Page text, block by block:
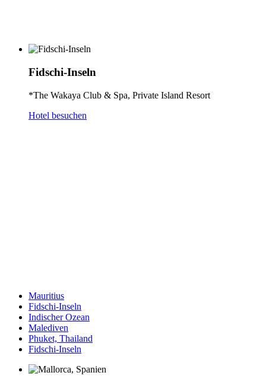
Fidschi-Inseln
*The Wakaya Club & Spa, Private Island Resort
Hotel besuchen
Mauritius
Fidschi-Inseln
Indischer Ozean
Malediven
Phuket, Thailand
Fidschi-Inseln